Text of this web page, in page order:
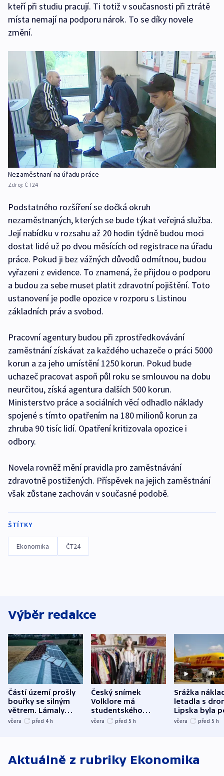
kteří při studiu pracují. Ti totiž v současnosti při ztrátě
místa nemají na podporu nárok. To se díky novele
změní.
Nezaměstnaní na úřadu práce
Zdroj: ČT24
Podstatného rozšíření se dočká okruh
nezaměstnaných, kterých se bude týkat veřejná služba.
Její nabídku v rozsahu až 20 hodin týdně budou moci
dostat lidé už po dvou měsících od registrace na úřadu
práce. Pokud ji bez vážných důvodů odmítnou, budou
vyřazeni z evidence. To znamená, že přijdou o podporu
a budou za sebe muset platit zdravotní pojištění. Toto
ustanovení je podle opozice v rozporu s Listinou
základních práv a svobod.
Pracovní agentury budou při zprostředkovávání
zaměstnání získávat za každého uchazeče o práci 5000
korun a za jeho umístění 1250 korun. Pokud bude
uchazeč pracovat aspoň půl roku se smlouvou na dobu
neurčitou, získá agentura dalších 500 korun.
Ministerstvo práce a sociálních věcí odhadlo náklady
spojené s tímto opatřením na 180 milionů korun za
zhruba 90 tisíc lidí. Opatření kritizovala opozice i
odbory.
Novela rovněž mění pravidla pro zaměstnávání
zdravotně postižených. Příspěvek na jejich zaměstnání
však zůstane zachován v současné podobě.
ŠTÍTKY
Ekonomika ČT24
Výběr redakce
Částí území prošly
bouřky se silným
větrem. Lámaly
stromy a poničily
včera před 4 h
Český snímek
Volklore má
studentského
Oscara, zabojuje o
včera před 5 h
Srážka
letadla s
Lipska byla
německého
včera před 5 h
Aktuálně z rubriky Ekonomika